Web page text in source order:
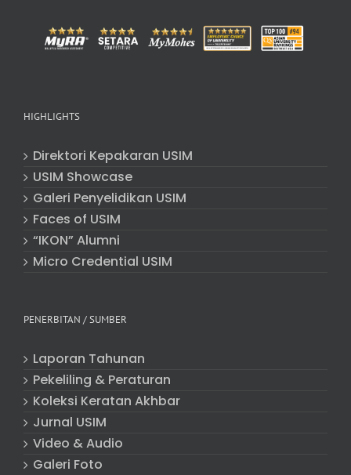
HIGHLIGHTS
Direktori Kepakaran USIM
USIM Showcase
Galeri Penyelidikan USIM
Faces of USIM
“IKON” Alumni
Micro Credential USIM
PENERBITAN / SUMBER
Laporan Tahunan
Pekeliling & Peraturan
Koleksi Keratan Akhbar
Jurnal USIM
Video & Audio
Galeri Foto